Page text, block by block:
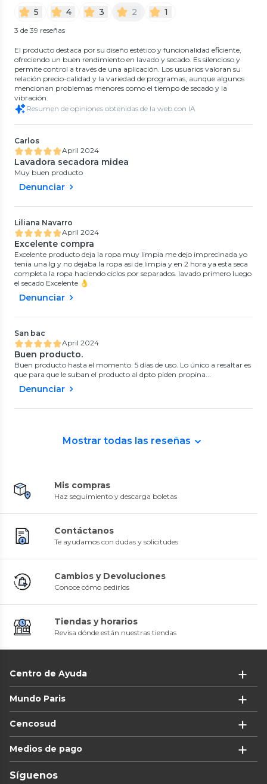
5 4 3 2 1
3 de 39 reseñas
El producto destaca por su diseño estético y funcionalidad eficiente,
ofreciendo un buen rendimiento en lavado y secado. Es silencioso y
permite control a través de una aplicación. Los usuarios valoran su
relación precio-calidad y la variedad de programas, aunque algunos
mencionan problemas menores como el tiempo de secado y la
vibración.
Resumen de opiniones obtenidas de la web con IA
Carlos
April 2024
Lavadora secadora midea
Muy buen producto
Denunciar
Liliana Navarro
April 2024
Excelente compra
Excelente producto deja la ropa muy limpia me dejo imprecinada yo
tenia una lg y no dejaba la ropa asi de limpia y en 2 hora ya esta seca
completa la ropa haciendo ciclos por separados. lavado primero luego
el secado Excelente 👌
Denunciar
San bac
April 2024
Buen producto.
Buen producto hasta el momento. 5 días de uso. Lo único a resaltar es
que para que le suban el producto al dpto piden propina...
Denunciar
Mostrar todas las reseñas
Mis compras
Haz seguimiento y descarga boletas
Contáctanos
Te ayudamos con dudas y solicitudes
Cambios y Devoluciones
Conoce cómo pedirlos
Tiendas y horarios
Revisa dónde están nuestras tiendas
Centro de Ayuda
Mundo Paris
Cencosud
Medios de pago
Síguenos